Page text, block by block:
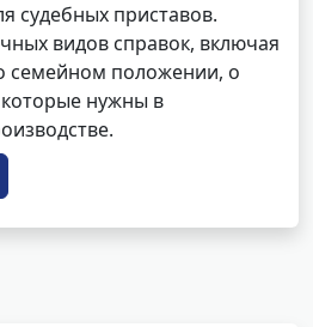
судебных приставов.
видов справок, включая
семейном положении, о
которые нужны в